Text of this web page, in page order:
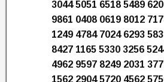
3044 5051 6518 5489
9861 0408 0619 8012
1249 4784 7024 6293
8427 1165 5330 3256
4962 9597 8249 2031
1562 2904 5720 4562